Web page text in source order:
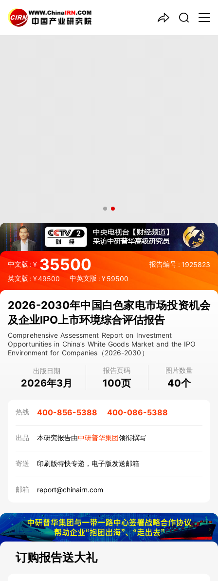
中文版:¥ 35500 报告编号 : 1925823
英文版 : ¥49500 中英文版 : ¥59500
2026-2030年中国白色家电市场投资机会
及企业IPO上市环境综合评估报告
Comprehensive Assessment Report on Investment
Opportunities in China’s White Goods Market and the IPO
Environment for Companies（2026-2030）
出版日期
2026年3月
报告页码
100页
图片数量
40个
热线 400-856-5388 400-086-5388
出品 本研究报告由中研普华集团领衔撰写
寄送 印刷版特快专递，电子版发送邮箱
邮箱 report@chinairn.com
订购报告送大礼
中国产业咨询领导者
多元化、高学历的实战型精英团队